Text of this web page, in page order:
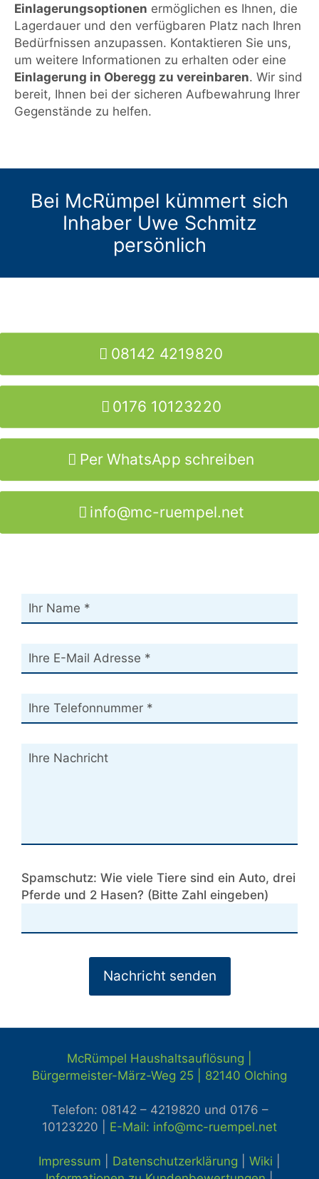
Einlagerungsoptionen ermöglichen es Ihnen, die
Lagerdauer und den verfügbaren Platz nach Ihren
Bedürfnissen anzupassen. Kontaktieren Sie uns,
um weitere Informationen zu erhalten oder eine
Einlagerung in Oberegg zu vereinbaren. Wir sind
bereit, Ihnen bei der sicheren Aufbewahrung Ihrer
Gegenstände zu helfen.
Bei McRümpel kümmert sich
Inhaber Uwe Schmitz
persönlich
08142 4219820
0176 10123220
Per WhatsApp schreiben
info@mc-ruempel.net
Spamschutz: Wie viele Tiere sind ein Auto, drei
Pferde und 2 Hasen? (Bitte Zahl eingeben)
McRümpel Haushaltsauflösung |
Bürgermeister-März-Weg 25 | 82140 Olching
Telefon: 08142 – 4219820 und 0176 –
10123220 | E-Mail: info@mc-ruempel.net
Impressum Datenschutzerklärung Wiki